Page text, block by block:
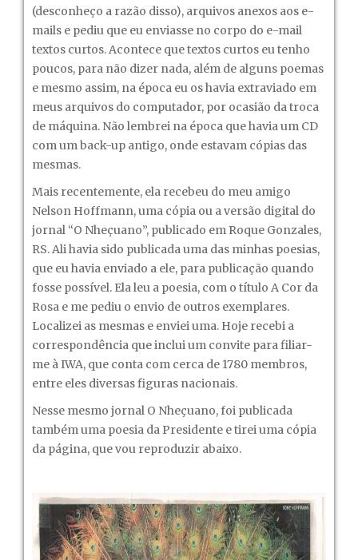
(desconheço a razão disso), arquivos anexos aos e-
mails e pediu que eu enviasse no corpo do e-mail
textos curtos. Acontece que textos curtos eu tenho
poucos, para não dizer nada, além de alguns poemas
e mesmo assim, na época eu os havia extraviado em
meus arquivos do computador, por ocasião da troca
de máquina. Não lembrei na época que havia um CD
com um back-up antigo, onde estavam cópias das
mesmas.
Mais recentemente, ela recebeu do meu amigo
Nelson Hoffmann, uma cópia ou a versão digital do
jornal “O Nheçuano”, publicado em Roque Gonzales,
RS. Ali havia sido publicada uma das minhas poesias,
que eu havia enviado a ele, para publicação quando
fosse possível. Ela leu a poesia, com o título A Cor da
Rosa e me pediu o envio de outros exemplares.
Localizei as mesmas e enviei uma. Hoje recebi a
correspondência que inclui um convite para filiar-
me à IWA, que conta com cerca de 1780 membros,
entre eles diversas figuras nacionais.
Nesse mesmo jornal O Nheçuano, foi publicada
também uma poesia da Presidente e tirei uma cópia
da página, que vou reproduzir abaixo.